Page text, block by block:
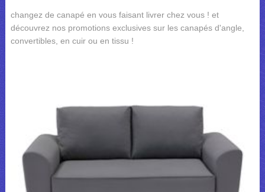
changez de canapé en vous faisant livrer chez vous ! et
découvrez nos promotions exclusives sur les canapés d'angle,
convertibles, en cuir ou en tissu !